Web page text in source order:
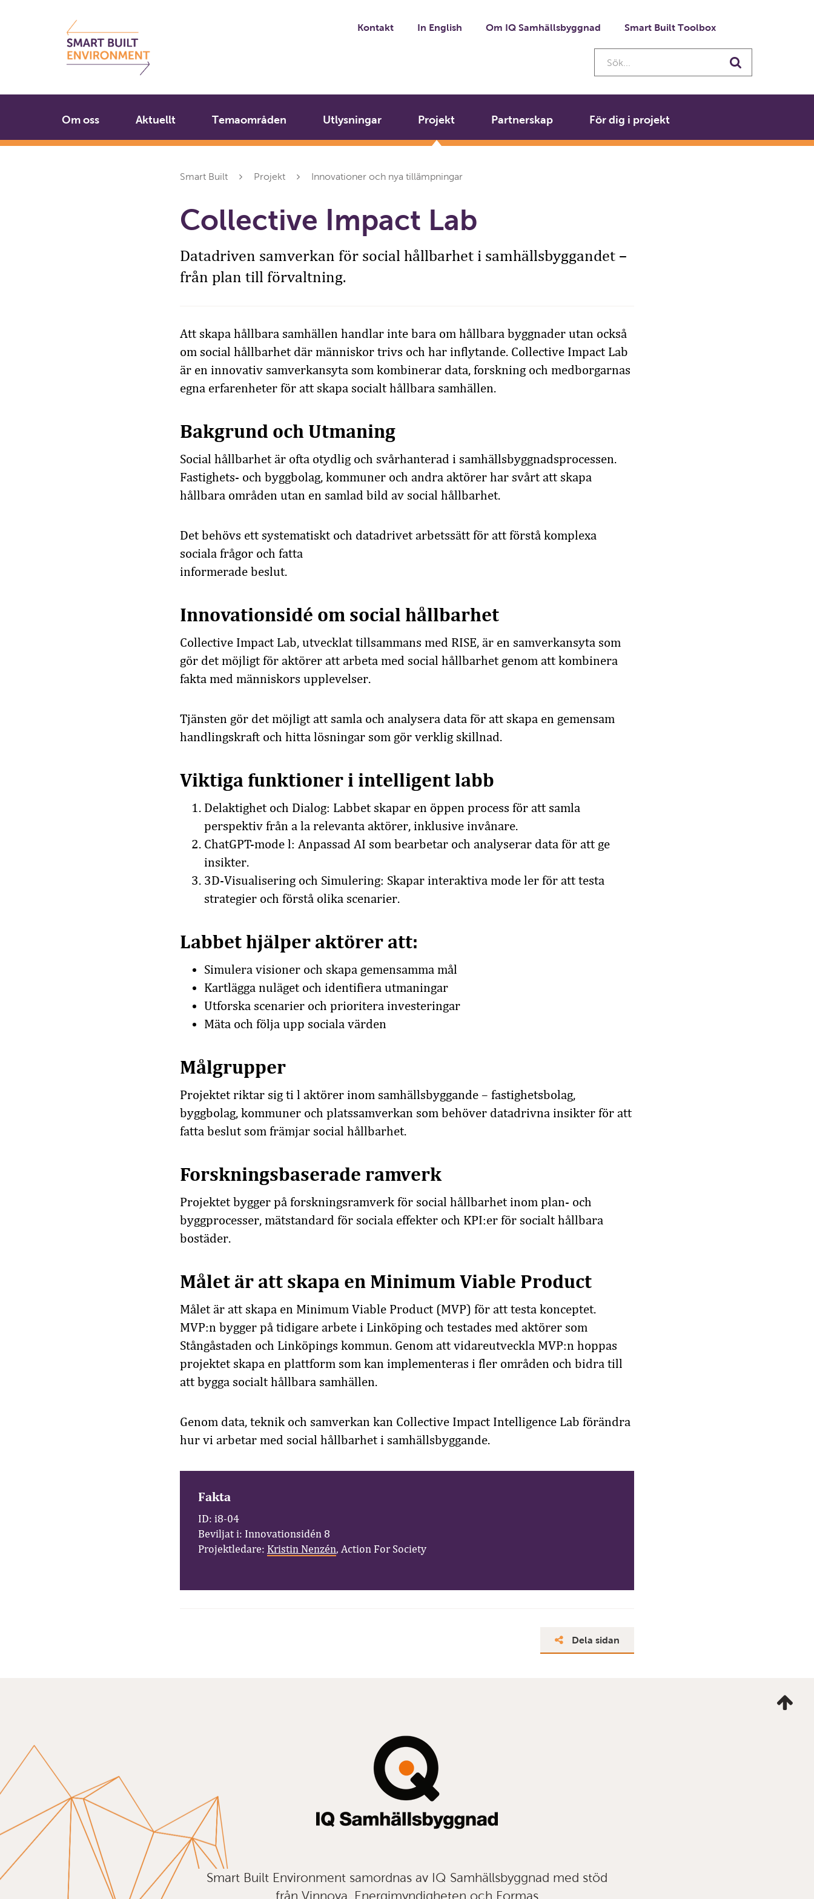
Kontakt In English Om IQ Samhällsbyggnad Smart Built Toolbox
Sök
Om oss Aktuellt Temaområden Utlysningar Projekt Partnerskap För dig i projekt
Smart Built Projekt Innovationer och nya tillämpningar
Collective Impact Lab
Datadriven samverkan för social hållbarhet i samhällsbyggandet –
från plan till förvaltning.
Att skapa hållbara samhällen handlar inte bara om hållbara byggnader utan också
om social hållbarhet där människor trivs och har inflytande. Collective Impact Lab
är en innovativ samverkansyta som kombinerar data, forskning och medborgarnas
egna erfarenheter för att skapa socialt hållbara samhällen.
Bakgrund och Utmaning
Social hållbarhet är ofta otydlig och svårhanterad i samhällsbyggnadsprocessen.
Fastighets- och byggbolag, kommuner och andra aktörer har svårt att skapa
hållbara områden utan en samlad bild av social hållbarhet.
Det behövs ett systematiskt och datadrivet arbetssätt för att förstå komplexa
sociala frågor och fatta
informerade beslut.
Innovationsidé om social hållbarhet
Collective Impact Lab, utvecklat tillsammans med RISE, är en samverkansyta som
gör det möjligt för aktörer att arbeta med social hållbarhet genom att kombinera
fakta med människors upplevelser.
Tjänsten gör det möjligt att samla och analysera data för att skapa en gemensam
handlingskraft och hitta lösningar som gör verklig skillnad.
Viktiga funktioner i intelligent labb
Delaktighet och Dialog: Labbet skapar en öppen process för att samla
perspektiv från a la relevanta aktörer, inklusive invånare.
ChatGPT-mode l: Anpassad AI som bearbetar och analyserar data för att ge
insikter.
3D-Visualisering och Simulering: Skapar interaktiva mode ler för att testa
strategier och förstå olika scenarier.
Labbet hjälper aktörer att:
Simulera visioner och skapa gemensamma mål
Kartlägga nuläget och identifiera utmaningar
Utforska scenarier och prioritera investeringar
Mäta och följa upp sociala värden
Målgrupper
Projektet riktar sig ti l aktörer inom samhällsbyggande – fastighetsbolag,
byggbolag, kommuner och platssamverkan som behöver datadrivna insikter för att
fatta beslut som främjar social hållbarhet.
Forskningsbaserade ramverk
Projektet bygger på forskningsramverk för social hållbarhet inom plan- och
byggprocesser, mätstandard för sociala effekter och KPI:er för socialt hållbara
bostäder.
Målet är att skapa en Minimum Viable Product
Målet är att skapa en Minimum Viable Product (MVP) för att testa konceptet.
MVP:n bygger på tidigare arbete i Linköping och testades med aktörer som
Stångåstaden och Linköpings kommun. Genom att vidareutveckla MVP:n hoppas
projektet skapa en plattform som kan implementeras i fler områden och bidra till
att bygga socialt hållbara samhällen.
Genom data, teknik och samverkan kan Collective Impact Intelligence Lab förändra
hur vi arbetar med social hållbarhet i samhällsbyggande.
Fakta
ID: i8-04
Beviljat i: Innovationsidén 8
Projektledare: Kristin Nenzén, Action For Society
Dela sidan
mig
Smart Built Environment samordnas av IQ Samhällsbyggnad med stöd
från Vinnova, Energimyndigheten och Formas